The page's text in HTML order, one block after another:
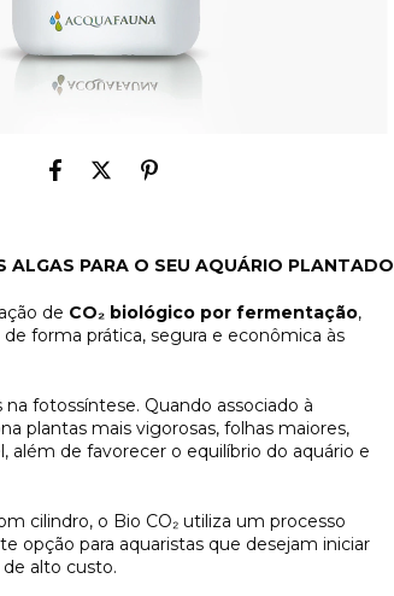
ALGAS PARA O SEU AQUÁRIO PLANTADO
de CO₂ biológico por fermentação,
forma prática, segura e econômica às
fotossíntese. Quando associado à
plantas mais vigorosas, folhas maiores,
além de favorecer o equilíbrio do aquário e
cilindro, o Bio CO₂ utiliza um processo
opção para aquaristas que desejam iniciar
alto custo.